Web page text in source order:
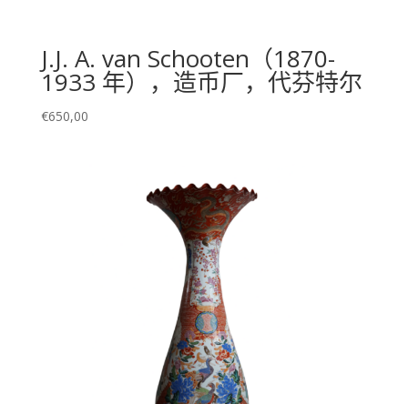
J.J. A. van Schooten（1870-
1933 年），造币厂，代芬特尔
€650,00